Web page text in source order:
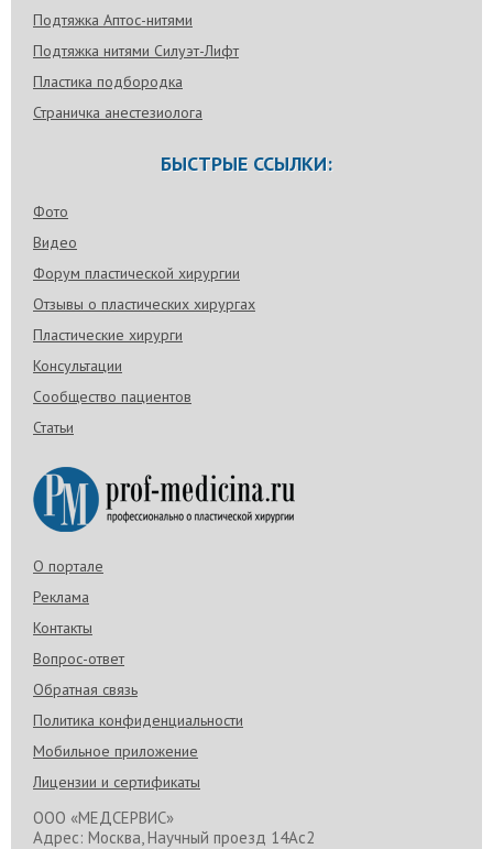
Подтяжка Аптос-нитями
Подтяжка нитями Силуэт-Лифт
Пластика подбородка
Страничка анестезиолога
БЫСТРЫЕ ССЫЛКИ:
Фото
Видео
Форум пластической хирургии
Отзывы о пластических хирургах
Пластические хирурги
Консультации
Сообщество пациентов
Статьи
О портале
Реклама
Контакты
Вопрос-ответ
Обратная связь
Политика конфиденциальности
Мобильное приложение
Лицензии и сертификаты
ООО «МЕДСЕРВИС»
Адрес: Москва, Научный проезд 14Ас2